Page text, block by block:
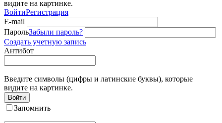
видите на картинке.
ВойтиРегистрация
E-mail
ПарольЗабыли пароль?
Создать учетную запись
Антибот
Введите символы (цифры и латинские буквы), которые
видите на картинке.
Войти
Запомнить